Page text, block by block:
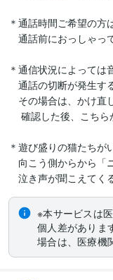
＊通話時間ご希望の方
通話前におっしゃっ
＊通信状況によっては
通話の切断が発生す
その場合は、かけ直
＊遊び盛りの猫たちが
向こう側からから「
泣き声が聞こえてく
※本サービスは
個人差がありま
場合は、医療機